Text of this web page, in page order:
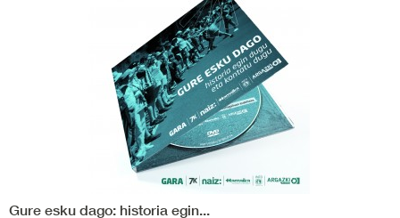
Gure esku dago: historia egin...